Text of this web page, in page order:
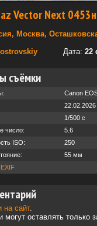
Vector Next
Москва,
Дата: 22
съёмки
Canon
1/500 с
число:
5.6
ISO:
250
55 мм
на сайт.
могут оставлять только